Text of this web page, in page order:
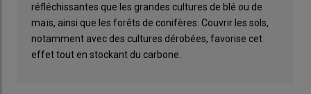
réfléchissantes que les grandes cultures de blé ou de
maïs, ainsi que les forêts de conifères. Couvrir les sols,
notamment avec des cultures dérobées, favorise cet
effet tout en stockant du carbone.